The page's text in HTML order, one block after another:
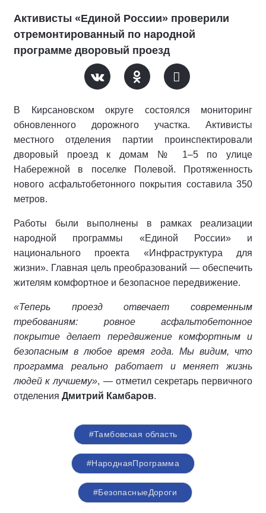
Активисты «Единой России» проверили
отремонтированный по народной
программе дворовый проезд
В Кирсановском округе состоялся мониторинг
обновленного дорожного участка. Активисты
местного отделения партии проинспектировали
дворовый проезд к домам № 1–5 по улице
Набережной в поселке Полевой. Протяженность
нового асфальтобетонного покрытия составила 350
метров.
Работы были выполнены в рамках реализации
народной программы «Единой России» и
национального проекта «Инфраструктура для
жизни». Главная цель преобразований — обеспечить
жителям комфортное и безопасное передвижение.
«Теперь проезд отвечает современным
требованиям: ровное асфальтобетонное
покрытие делает передвижение комфортным и
безопасным в любое время года. Мы видим, что
программа реально работает и меняет жизнь
людей к лучшему», — отметил секретарь первичного
отделения Дмитрий Камбаров.
#Тамбовская область
#НароднаяПрограмма
#БезопасныеДороги